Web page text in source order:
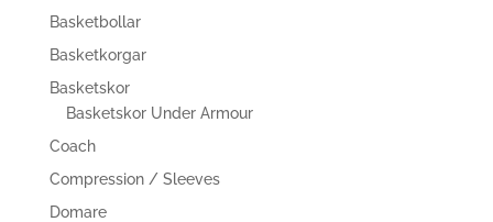
Basketbollar
Basketkorgar
Basketskor
Basketskor Under Armour
Coach
Compression / Sleeves
Domare